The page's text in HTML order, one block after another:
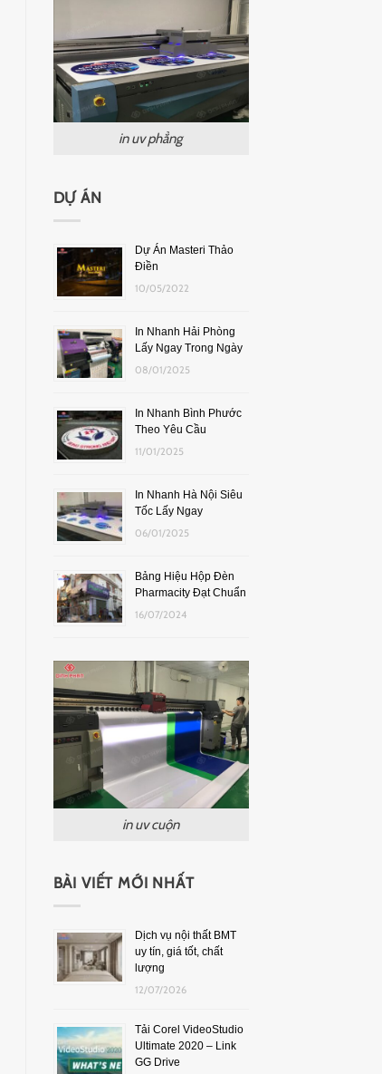
in uv phẳng
DỰ ÁN
Dự Án Masteri Thảo
Điền
10/05/2022
In Nhanh Hải Phòng
Lấy Ngay Trong Ngày
08/01/2025
In Nhanh Bình Phước
Theo Yêu Cầu
11/01/2025
In Nhanh Hà Nội Siêu
Tốc Lấy Ngay
06/01/2025
Bảng Hiệu Hộp Đèn
Pharmacity Đạt Chuẩn
16/07/2024
in uv cuộn
BÀI VIẾT MỚI NHẤT
Dịch vụ nội thất BMT
uy tín, giá tốt, chất
lượng
12/07/2026
Tải Corel VideoStudio
Ultimate 2020 – Link
GG Drive